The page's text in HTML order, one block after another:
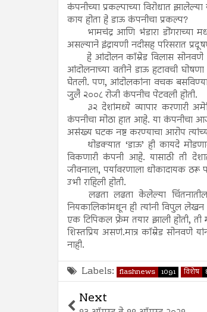
कंपनीच्या प्रकल्पाच्या विरोधात
काय होता हे डाऊ कंपनीचा प्रकल्प?
भामचंद्र आणि भंडारा
असल्याने इंद्रायणी नदीसह परिसरात
हे आंदोलन कॉम्रेड विलास सोनवणे
आंदोलनाच्या वतीने डाऊ हटावची
घेतली. पण, आंदोलकांना वचक
जुलै २००८ रोजी कंपनीच पेटवली होती.
३२ देशांमध्ये व्यापार करणारी
कंपनीचा मोठा हात आहे. या कंपनीचा
असंख्य घटक नष्ट करण्याचा आरोप
थोडक्यात ‘डाऊ’ ही कायदे
विकणारी कंपनी आहे. यासाठी ती
जीवनाला, पर्यावरणाला धोकादायक
उभी राहिली होती.
लढता लढता केलेल्या
नियकालिकांमधून ही त्यांनी विपुल
एक टिपिकल फ्रेम तयार झाली होती,
शिस्तप्रिय असणं.मात्र कॉम्रेड सोनवणे
नाही.
Labels: flashnews 1091 विशेष
Next